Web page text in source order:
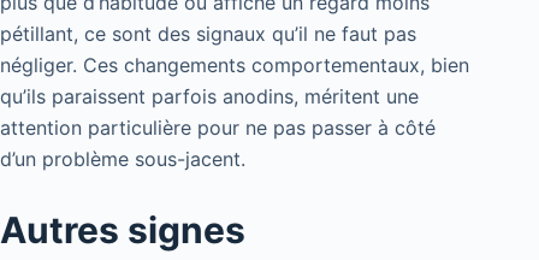
pétillant, ce sont des signaux qu’il ne faut pas
négliger. Ces changements comportementaux, bien
qu’ils paraissent parfois anodins, méritent une
attention particulière pour ne pas passer à côté
d’un problème sous-jacent.
Autres signes